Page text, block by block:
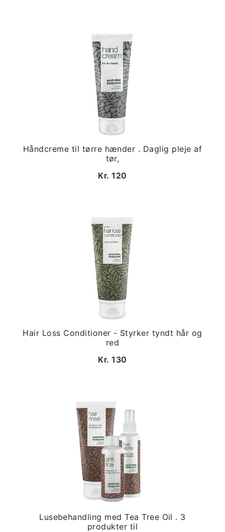
Håndcreme til tørre hænder . Daglig pleje af
tør,
Kr. 120
Hair Loss Conditioner - Styrker tyndt hår og
red
Kr. 130
Lusebehandling med Tea Tree Oil . 3
produkter til